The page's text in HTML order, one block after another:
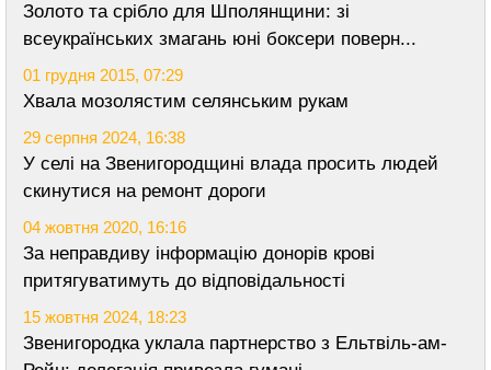
Золото та срібло для Шполянщини: зі
всеукраїнських змагань юні боксери поверн...
01 грудня 2015, 07:29
Хвала мозолястим селянським рукам
29 серпня 2024, 16:38
У селі на Звенигородщині влада просить людей
скинутися на ремонт дороги
04 жовтня 2020, 16:16
За неправдиву інформацію донорів крові
притягуватимуть до відповідальності
15 жовтня 2024, 18:23
Звенигородка уклала партнерство з Ельтвіль-ам-